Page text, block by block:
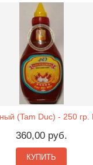
(Tam Duc) - 250 гр.
360,00 руб.
КУПИТЬ